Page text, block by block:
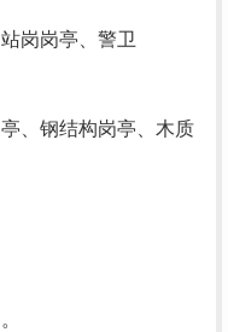
岗岗亭、警卫
、钢结构岗亭、木质